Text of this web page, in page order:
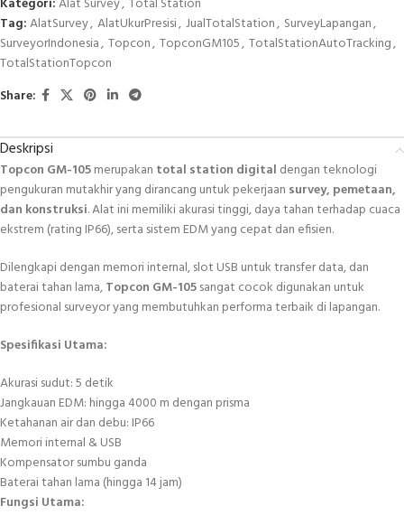
Tag:AlatSurvey, AlatUkurPresisi, JualTotalStation, SurveyLapangan,
SurveyorIndonesia, Topcon, TopconGM105, TotalStationAutoTracking,
TotalStationTopcon
Share:
Deskripsi
Topcon GM-105merupakan total station digital dengan teknologi
pengukuran mutakhir yang dirancang untuk pekerjaan survey, pemetaan,
dan konstruksi. Alat ini memiliki akurasi tinggi, daya tahan terhadap cuaca
ekstrem (rating IP66), serta sistem EDM yang cepat dan efisien.
Dilengkapi dengan memori internal, slot USB untuk transfer data, dan
baterai tahan lama,Topcon GM-105sangat cocok digunakan untuk
profesional surveyor yang membutuhkan performa terbaik di lapangan.
Spesifikasi Utama:
Akurasi sudut: 5 detik
Jangkauan EDM: hingga 4000 m dengan prisma
Ketahanan air dan debu: IP66
Memori internal & USB
Kompensatorsumbu ganda
Baterai tahan lama (hingga 14 jam)
Fungsi Utama: